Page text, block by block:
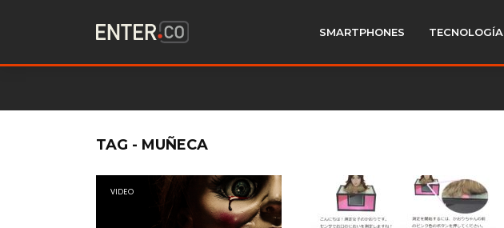
SMARTPHONES TECNOLOGÍA
TAG - MUÑECA
VIDEO